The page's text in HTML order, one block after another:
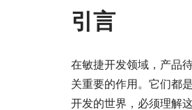
引言
在敏捷开发领域，产品
关重要的作用。它们都
开发的世界，必须理解